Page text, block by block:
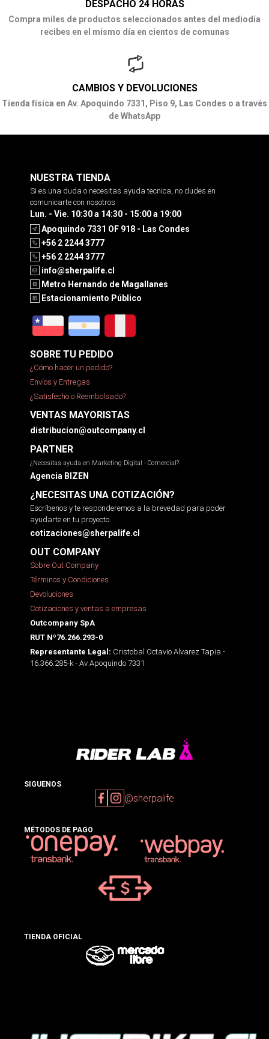
DESPACHO 24 HORAS
Compra miles de productos seleccionados antes del mediodía
recibes en el mismo día en cientos de comunas
CAMBIOS Y DEVOLUCIONES
Tienda física en Av. Apoquindo 7331, Piso 9, Las Condes o a través
de WhatsApp
NUESTRA TIENDA
Si es una duda o necesitas ayuda tecnica, no dudes en
comunicarte con nosotros
Lun. - Vie. 10:30 a 14:30 - 15:00 a 19:00
Apoquindo 7331 OF 918 - Las Condes
+56 2 2244 3777
+56 2 2244 3777
info@sherpalife.cl
Metro Hernando de Magallanes
Estacionamiento Público
SOBRE TU PEDIDO
¿Cómo hacer un pedido?
Envíos y Entregas
¿Satisfecho o Reembolsado?
VENTAS MAYORISTAS
distribucion@outcompany.cl
PARTNER
¿Necesitas ayuda en Marketing Digital - Comercial?
Agencia BIZEN
¿NECESITAS UNA COTIZACIÓN?
Escríbenos y te responderemos a la brevedad para poder
ayudarte en tu proyecto.
cotizaciones@sherpalife.cl
OUT COMPANY
Sobre Out Company
Términos y Condiciones
Devoluciones
Cotizaciones y ventas a empresas
Outcompany SpA
RUT Nº76.266.293-0
Representante Legal: Cristobal Octavio Alvarez Tapia -
16.366.285-k - Av Apoquindo 7331
SIGUENOS
@sherpalife
MÉTODOS DE PAGO
TIENDA OFICIAL